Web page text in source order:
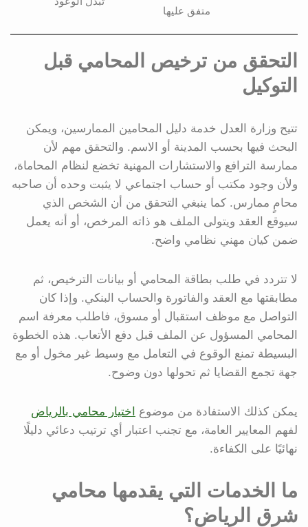
متفق عليها
التحقق من ترخيص المحامي قبل
التوكيل
تتيح وزارة العدل خدمة دليل المحامين الممارسين، ويمكن
البحث فيها بحسب المدينة أو الاسم. والتحقق مهم لأن
ممارسة الترافع والاستشارات المهنية تخضع لنظام المحاماة،
ولأن وجود مكتب أو حساب اجتماعي لا يثبت وحده أن صاحبه
محامٍ ممارس. كما ينبغي التحقق من أن الشخص الذي
سيوقع العقد ويتولى الملف هو ذاته المرخص، أو أنه يعمل
ضمن كيان مهني نظامي واضح.
لا تتردد في طلب بطاقة المحامي أو بيانات الترخيص، ثم
مطابقتها مع العقد والفاتورة والحساب البنكي. وإذا كان
التواصل مع موظف استقبال أو مسوق، فاطلب معرفة اسم
المحامي المسؤول عن الملف قبل دفع الأتعاب. هذه الخطوة
البسيطة تمنع الوقوع في التعامل مع وسيط غير مخول أو مع
جهة تجمع القضايا ثم تحولها دون وضوح.
يمكن كذلك الاستفادة من موضوع
اختيار محامي بالرياض
لفهم المعايير العامة، مع تجنب اعتبار أي ترتيب دعائي دليلًا
نهائيًا على الكفاءة.
ما الخدمات التي يقدمها محامي
شرق الرياض؟